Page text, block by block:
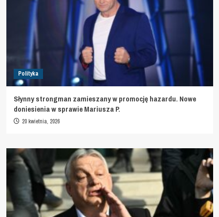
Polityka
Słynny strongman zamieszany w promocję hazardu. Nowe
doniesienia w sprawie Mariusza P.
20 kwietnia, 2026